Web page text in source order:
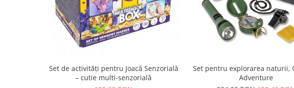
Set de activități pentru Joacă Senzorială
– cutie multi-senzorială
Set pentru explorarea naturii,
Adventure